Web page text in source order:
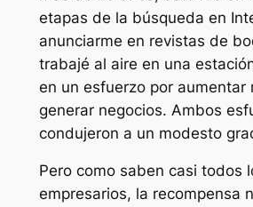
etapas de la búsqueda en
anunciarme en revistas de
trabajé al aire en una
en un esfuerzo por aumentar
generar negocios. Ambos
condujeron a un modesto
Pero como saben casi todos
empresarios, la recompensa